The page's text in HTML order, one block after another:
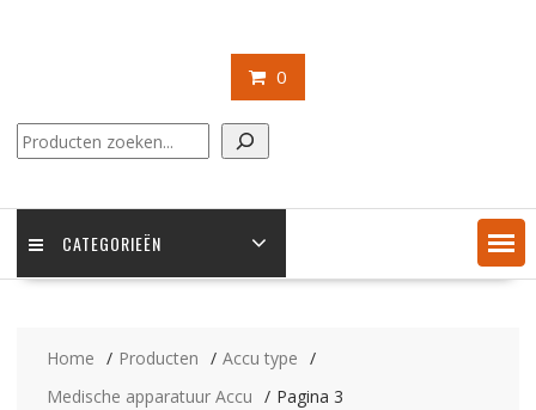
0
Zoeken
CATEGORIEËN
Home Producten
Accu type
Medische apparatuur Accu
Pagina 3